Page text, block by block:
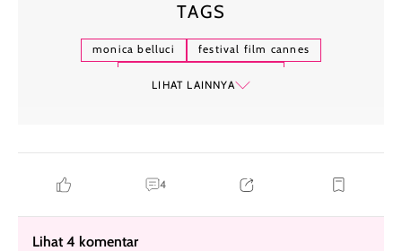
TAGS
monica belluci
festival film cannes
LIHAT LAINNYA
4
Lihat 4 komentar